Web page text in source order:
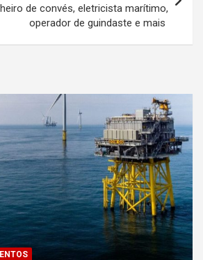
de convés, eletricista marítimo,
operador de guindaste e mais